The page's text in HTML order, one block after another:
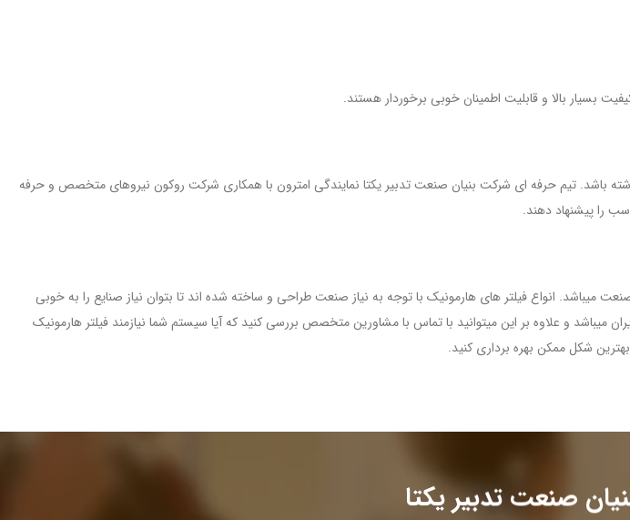
بسیار بالا و قابلیت اطمینان خوبی برخوردار هستند.
باشد. تیم حرفه ای شرکت بنیان صنعت تدبیر یکتا نمایندگی امترون با همکاری شرکت روکون نیروهای متخصص و حرفه
را پیشنهاد دهند.
میباشد. انواع فیلتر های هارمونیک با توجه به نیاز صنعت طراحی و ساخته شده اند تا بتوان نیاز صنایع را به خوبی
میباشد و علاوه بر این میتوانید با تماس با مشاورین متخصص بررسی کنید که آیا سیستم شما نیازمند فیلتر هارمونیک
شکل ممکن بهره برداری کنید.
صنعت تدبیر یکتا